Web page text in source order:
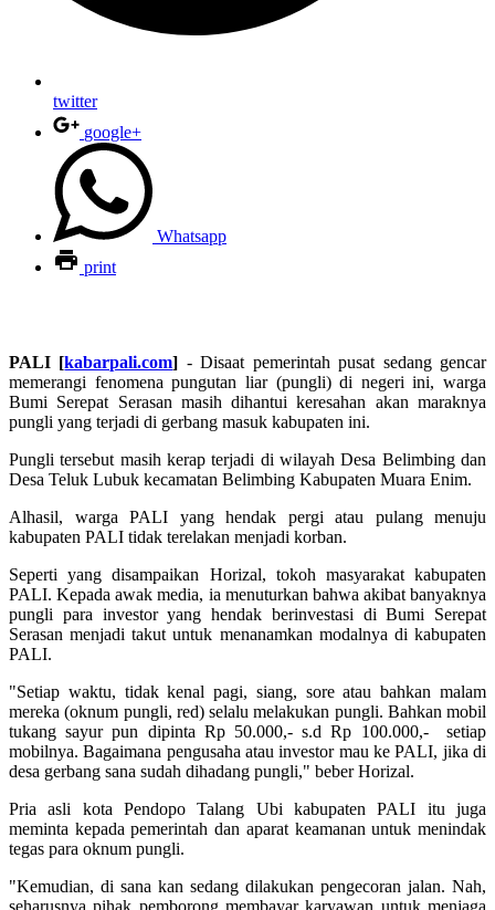
twitter
google+
Whatsapp
print
PALI [kabarpali.com] - Disaat pemerintah pusat sedang gencar
memerangi fenomena pungutan liar (pungli) di negeri ini, warga
Bumi Serepat Serasan masih dihantui keresahan akan maraknya
pungli yang terjadi di gerbang masuk kabupaten ini.
Pungli tersebut masih kerap terjadi di wilayah Desa Belimbing dan
Desa Teluk Lubuk kecamatan Belimbing Kabupaten Muara Enim.
Alhasil, warga PALI yang hendak pergi atau pulang menuju
kabupaten PALI tidak terelakan menjadi korban.
Seperti yang disampaikan Horizal, tokoh masyarakat kabupaten
PALI. Kepada awak media, ia menuturkan bahwa akibat banyaknya
pungli para investor yang hendak berinvestasi di Bumi Serepat
Serasan menjadi takut untuk menanamkan modalnya di kabupaten
PALI.
"Setiap waktu, tidak kenal pagi, siang, sore atau bahkan malam
mereka (oknum pungli, red) selalu melakukan pungli. Bahkan mobil
tukang sayur pun dipinta Rp 50.000,- s.d Rp 100.000,- setiap
mobilnya. Bagaimana pengusaha atau investor mau ke PALI, jika di
desa gerbang sana sudah dihadang pungli," beber Horizal.
Pria asli kota Pendopo Talang Ubi kabupaten PALI itu juga
meminta kepada pemerintah dan aparat keamanan untuk menindak
tegas para oknum pungli.
"Kemudian, di sana kan sedang dilakukan pengecoran jalan. Nah,